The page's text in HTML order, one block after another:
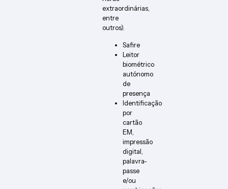
extraordinárias,
entre
outros).
Safire
Leitor
biométrico
autónomo
de
presença
Identificação
por
cartão
EM,
impressão
digital,
palavra-
passe
e/ou